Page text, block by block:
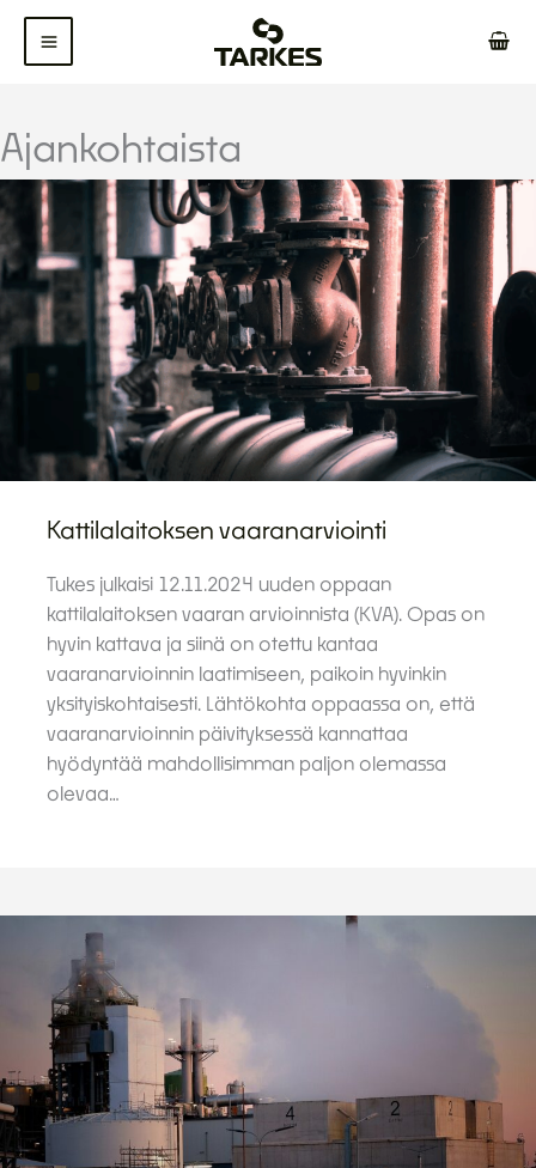
Siirry
sisältöön
Ajankohtaista
Kattilalaitoksen vaaranarviointi
Tukes julkaisi 12.11.2024 uuden oppaan
kattilalaitoksen vaaran arvioinnista (KVA). Opas on
hyvin kattava ja siinä on otettu kantaa
vaaranarvioinnin laatimiseen, paikoin hyvinkin
yksityiskohtaisesti. Lähtökohta oppaassa on, että
vaaranarvioinnin päivityksessä kannattaa
hyödyntää mahdollisimman paljon olemassa
olevaa…